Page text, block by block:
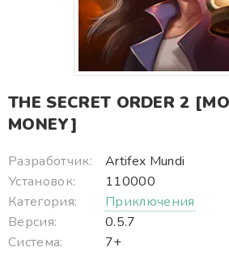
THE SECRET ORDER 2
MONEY]
Разработчик:
Artifex Mundi
Установок:
110000
Категория:
Приключения
Версия:
0.5.7
Система:
7+